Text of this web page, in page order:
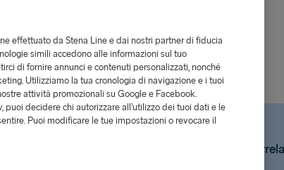
Domande
effettuato da Stena Line e dai nostri partner di fiducia
simili accedono alle informazioni sul tuo
di fornire annunci e contenuti personalizzati, nonché
Utilizziamo la tua cronologia di navigazione e i tuoi
attività promozionali su Google e Facebook.
decidere chi autorizzare all’utilizzo dei tuoi dati e le
Puoi modificare le tue impostazioni o revocare il